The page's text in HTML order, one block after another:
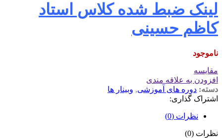
لینک ضبط شده کلاس استاد
کاظم حسینی
ناموجود
مقايسه
افزودن به علاقه مندی
دسته: دوره های آموزشی, وبینار ها
اشتراک گذاری:
نظرات (0)
نظرات (0)